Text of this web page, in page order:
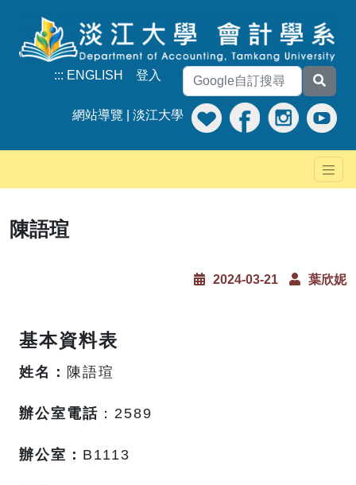
::: ENGLISH 登入
網站導覽 淡江大學
陳語瑄
2024-03-21 葉欣妮
基本資料表
姓名： 陳語瑄
辦公室電話 ：2589
辦公室： B1113